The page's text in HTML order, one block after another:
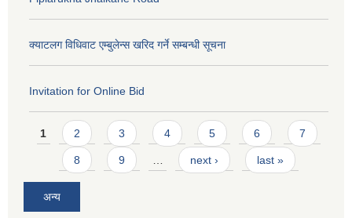
क्याटलग विधिवाट एम्बुलेन्स खरिद गर्ने सम्बन्धी सूचना
Invitation for Online Bid
Pages
1 2 3 4 5 6 7
8 9 … next › last »
अन्य